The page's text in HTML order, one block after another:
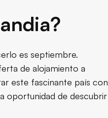
es septiembre.
de alojamiento a
este fascinante país con
oportunidad de descubrir